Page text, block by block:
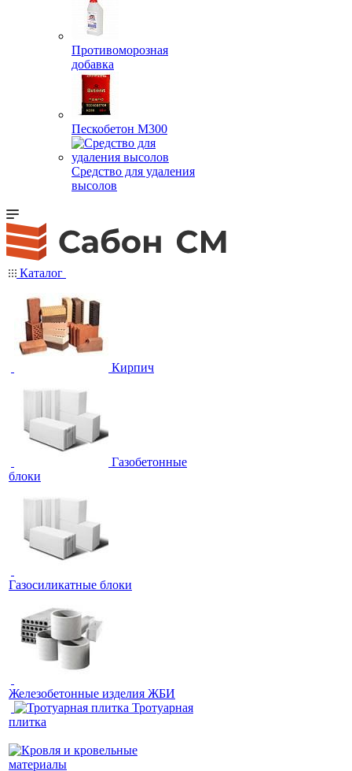
Противоморозная
добавка
Пескобетон М300
Средство для удаления
высолов
Каталог
Кирпич
Газобетонные
блоки
Газосиликатные блоки
Железобетонные изделия ЖБИ
Тротуарная
плитка